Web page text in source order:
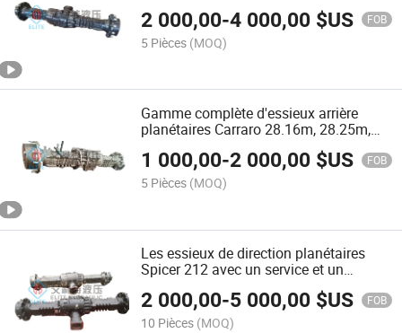
2 000,00-4 000,00 $US FOB
5 Pièces (MOQ)
Gamme complète d'essieux arrière
planétaires Carraro 28.16m, 28.25m,
1 000,00-2 000,00 $US FOB
5 Pièces (MOQ)
Les essieux de direction planétaires
Spicer 212 avec un service et un
entretien faciles et peu coûteux pour de
nombreuses applications hors route
2 000,00-5 000,00 $US FOB
10 Pièces (MOQ)